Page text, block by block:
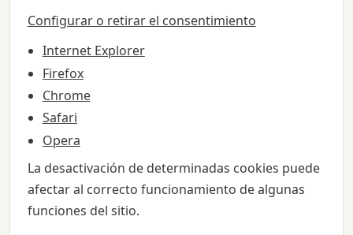
Configurar o retirar el consentimiento
Internet Explorer
Firefox
Chrome
Safari
Opera
La desactivación de determinadas cookies puede
afectar al correcto funcionamiento de algunas
funciones del sitio.